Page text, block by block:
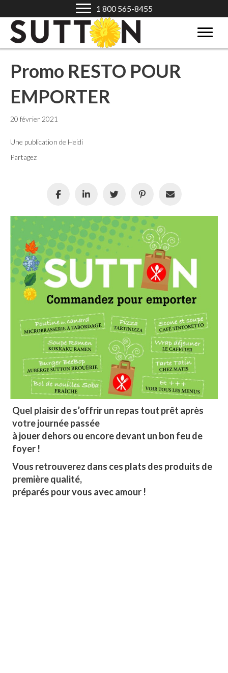
1 800 565-8455
Promo RESTO POUR
EMPORTER
20 février 2021
Une publication de Heidi
Partagez
Quel plaisir de s’offrir un repas tout prêt après
votre journée passée
à jouer dehors ou encore devant un bon feu de
foyer !
Vous retrouverez dans ces plats des produits de
première qualité,
préparés pour vous avec amour !